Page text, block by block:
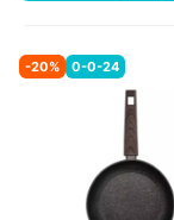
-20% 0-0-24